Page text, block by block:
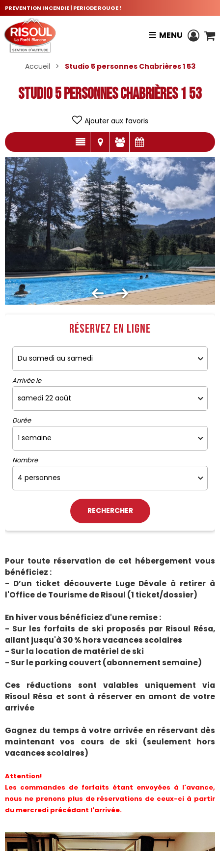
PREVENTION INCENDIE | PERIODE ROUGE !
MENU
Accueil > Studio 5 personnes Chabrières 1 53
Studio 5 personnes Chabrières 1 53
Ajouter aux favoris
Réservez en ligne
Arrivée le
Durée
Nombre
Pour toute réservation de cet hébergement vous
bénéficiez :
- D’un ticket découverte Luge Dévale à retirer à
l'Office de Tourisme de Risoul (1 ticket/dossier)
En hiver vous bénéficiez d'une remise :
- Sur les forfaits de ski proposés par Risoul Résa,
allant jusqu'à 30 % hors vacances scolaires
- Sur la location de matériel de ski
- Sur le parking couvert (abonnement semaine)
Ces réductions sont valables uniquement via
Risoul Résa et sont à réserver en amont de votre
arrivée
Gagnez du temps à votre arrivée en réservant dès
maintenant vos cours de ski (seulement hors
vacances scolaires)
Attention!
Les commandes de forfaits étant envoyées à l'avance,
nous ne prenons plus de réservations de ceux-ci à partir
du mercredi précédant l'arrivée.